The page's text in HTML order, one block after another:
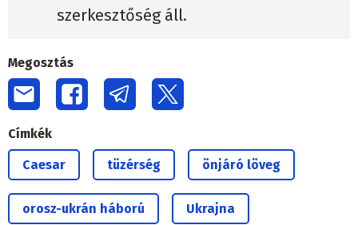
szerkesztőség áll.
Megosztás
Címkék
Caesar tüzérség önjáró löveg
orosz-ukrán háború Ukrajna